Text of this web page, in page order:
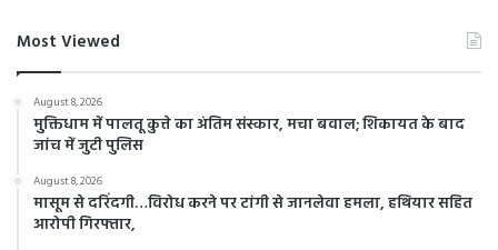
Most Viewed
August 8, 2026
मुक्तिधाम में पालतू कुत्ते का अंतिम संस्कार, मचा बवाल; शिकायत के बाद
जांच में जुटी पुलिस
August 8, 2026
मासूम से दरिंदगी…विरोध करने पर टांगी से जानलेवा हमला, हथियार सहित
आरोपी गिरफ्तार,